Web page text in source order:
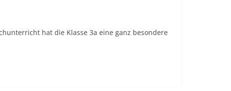
hat die Klasse 3a eine ganz besondere